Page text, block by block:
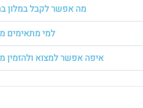
מה אפשר לקבל במלון
למי מתאימים
איפה אפשר למצוא ולהזמין